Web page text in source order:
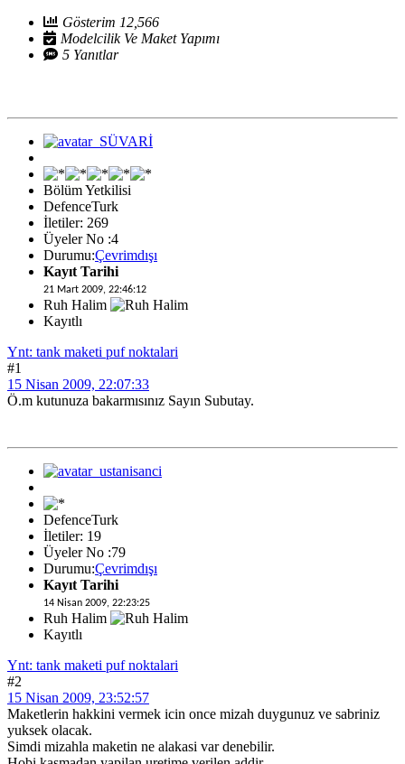
Gösterim 12,566
Modelcilik Ve Maket Yapımı
5 Yanıtlar
Bölüm Yetkilisi
DefenceTurk
İletiler: 269
Üyeler No :4
Durumu:Çevrimdışı
Kayıt Tarihi
21 Mart 2009, 22:46:12
Ruh Halim
Kayıtlı
Ynt: tank maketi puf noktalari
#1
15 Nisan 2009, 22:07:33
Ö.m kutunuza bakarmısınız Sayın Subutay.
DefenceTurk
İletiler: 19
Üyeler No :79
Durumu:Çevrimdışı
Kayıt Tarihi
14 Nisan 2009, 22:23:25
Ruh Halim
Kayıtlı
Ynt: tank maketi puf noktalari
#2
15 Nisan 2009, 23:52:57
Maketlerin hakkini vermek icin once mizah duygunuz ve sabriniz
yuksek olacak.
Simdi mizahla maketin ne alakasi var denebilir.